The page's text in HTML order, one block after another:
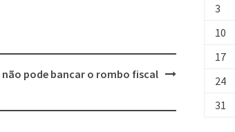
pode bancar o rombo fiscal
3
10
17
24
31